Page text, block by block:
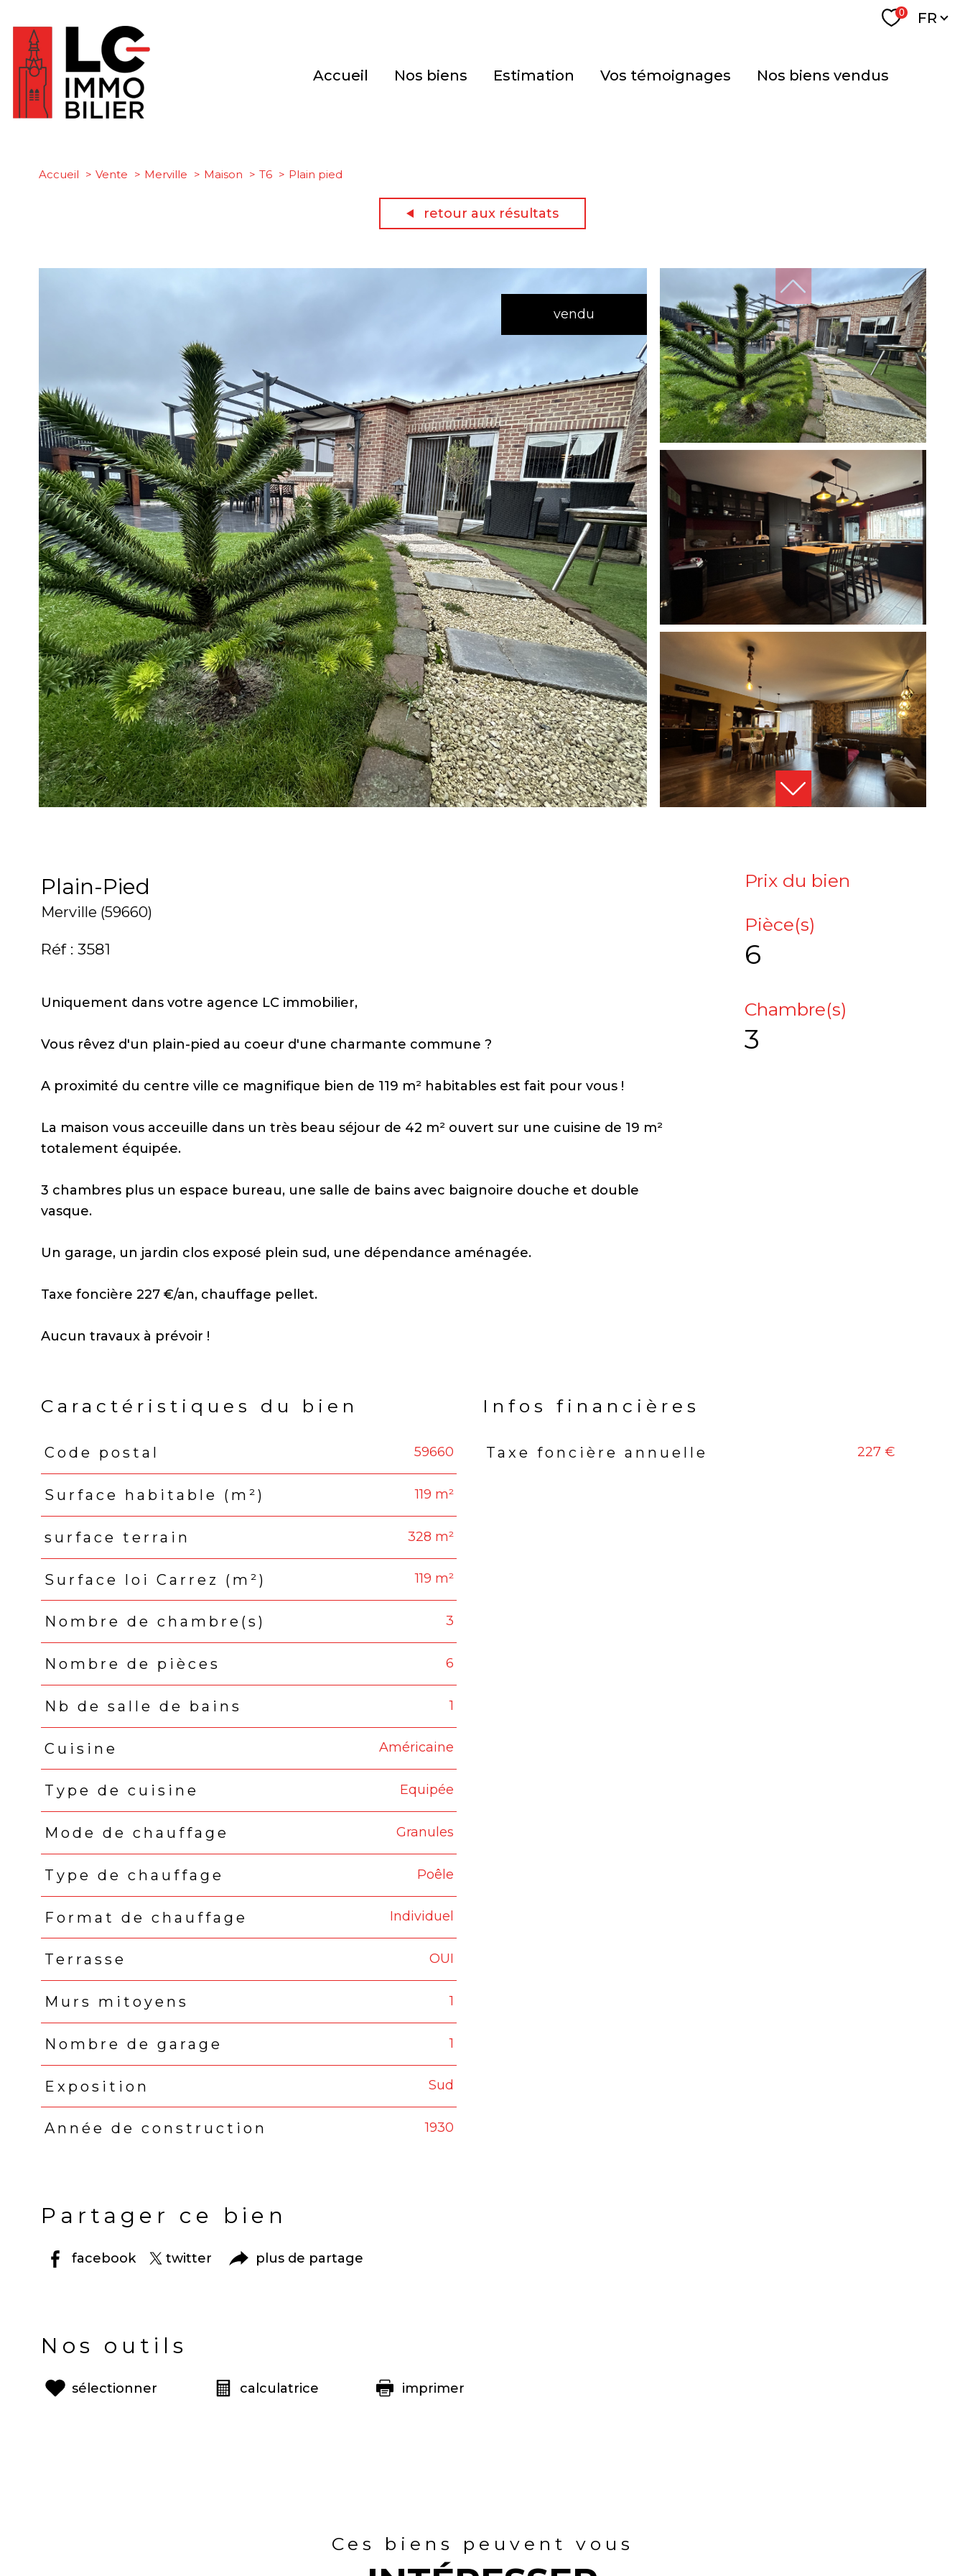
0 FR
accueil nos biens estimation vos témoignages nos biens vendus
Accueil Vente Merville Maison T6 Plain pied
retour aux résultats
vendu
Plain-Pied
Merville (59660)
Réf : 3581
Uniquement dans votre agence LC immobilier,
Vous rêvez d'un plain-pied au coeur d'une charmante commune ?
A proximité du centre ville ce magnifique bien de 119 m² habitables est fait pour vous !
La maison vous acceuille dans un très beau séjour de 42 m² ouvert sur une cuisine de 19 m²
totalement équipée.
3 chambres plus un espace bureau, une salle de bains avec baignoire douche et double
vasque.
Un garage, un jardin clos exposé plein sud, une dépendance aménagée.
Taxe foncière 227 €/an, chauffage pellet.
Aucun travaux à prévoir !
Prix du bien
Pièce(s)
6
Chambre(s)
3
Caractéristiques du bien
Caractéristiques
Code postal 59660
Surface habitable (m²) 119 m²
surface terrain 328 m²
Surface loi Carrez (m²) 119 m²
Nombre de chambre(s) 3
Nombre de pièces 6
Nb de salle de bains 1
Cuisine Américaine
Type de cuisine Equipée
Mode de chauffage Granules
Type de chauffage Poêle
Format de chauffage Individuel
Terrasse OUI
Murs mitoyens 1
Nombre de garage 1
Exposition Sud
Année de construction 1930
Infos financières
Caractéristiques Valeurs
Taxe foncière annuelle 227 €
Partager ce bien
facebook twitter plus de partage
Nos outils
sélectionner calculatrice imprimer
Ces biens peuvent vous